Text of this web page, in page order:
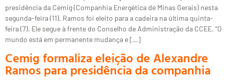
presidência da Cemig (Companhia Energética de Minas Gerais) nesta
segunda-feira (11). Ramos foi eleito para a cadeira na última quinta-
feira (7). Ele segue à frente do Conselho de Administração da CCEE. “O
mundo está em permanente mudança e […]
Cemig formaliza eleição de Alexandre
Ramos para presidência da companhia